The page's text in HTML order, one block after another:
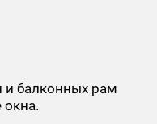
и балконных рам